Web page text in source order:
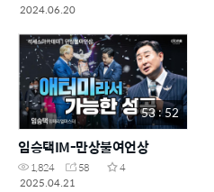
2024.06.20
53 : 52
임승택IM-만상불여언상
1,824 58
4
2025.04.21